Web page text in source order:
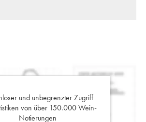
und unbegrenzter Zugriff
von über 150.000 Wein-
Notierungen